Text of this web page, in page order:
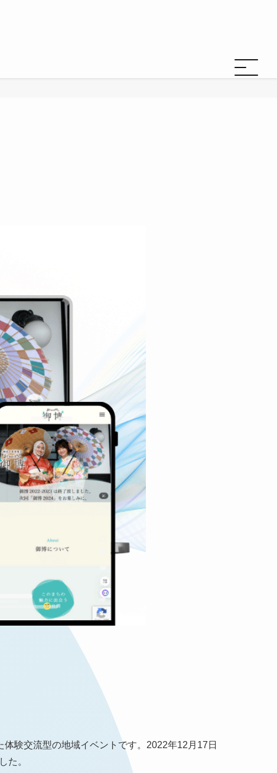
験交流型の地域イベントです。​2022年12月17日
た。​